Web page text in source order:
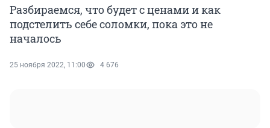
Разбираемся, что будет с ценами и как
подстелить себе соломки, пока это не
началось
25 ноября 2022, 11:00 4 676